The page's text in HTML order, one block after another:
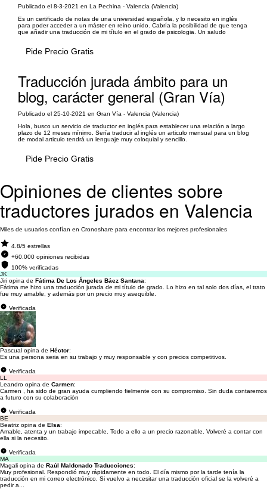
Publicado el 8-3-2021 en La Pechina - Valencia (Valencia)
Es un certificado de notas de una universidad española, y lo necesito en inglés
para poder acceder a un máster en reino unido. Cabría la posibilidad de que tenga
que añadir una traducción de mi título en el grado de psicologia. Un saludo
Pide Precio Gratis
Traducción jurada ámbito para un
blog, carácter general (Gran Vía)
Publicado el 25-10-2021 en Gran Vía - Valencia (Valencia)
Hola, busco un servicio de traductor en inglés para establecer una relación a largo
plazo de 12 meses mínimo. Sería traducir al inglés un articulo mensual para un blog
de modal articulo tendrá un lenguaje muy coloquial y sencillo.
Pide Precio Gratis
Opiniones de clientes sobre
traductores jurados en Valencia
Miles de usuarios confían en Cronoshare para encontrar los mejores profesionales
4.8/5 estrellas
+60.000 opiniones recibidas
100% verificadas
JK
Jiri opina de Fátima De Los Ángeles Báez Santana:
Fátima me hizo una traducción jurada de mi título de grado. Lo hizo en tal solo dos días, el trato
fue muy amable, y además por un precio muy asequible.
Verificada
Pascual opina de Héctor:
Es una persona seria en su trabajo y muy responsable y con precios competitivos.
Verificada
LL
Leandro opina de Carmen:
Carmen , ha sido de gran ayuda cumpliendo fielmente con su compromiso. Sin duda contaremos
a futuro con su colaboración
Verificada
BE
Beatriz opina de Elsa:
Amable, atenta y un trabajo impecable. Todo a ello a un precio razonable. Volveré a contar con
ella si la necesito.
Verificada
MA
Magali opina de Raúl Maldonado Traducciones:
Muy profesional. Respondió muy rápidamente en todo. El día mismo por la tarde tenía la
traducción en mi correo electrónico. Si vuelvo a necesitar una traducción oficial se la volveré a
pedir a...